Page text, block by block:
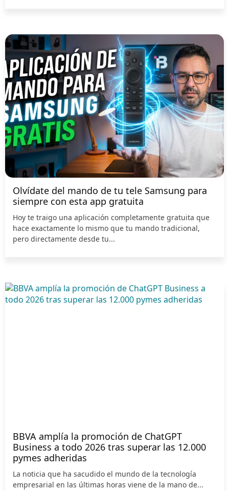
Olvídate del mando de tu tele Samsung para
siempre con esta app gratuita
Hoy te traigo una aplicación completamente gratuita que
hace exactamente lo mismo que tu mando tradicional,
pero directamente desde tu...
BBVA amplía la promoción de ChatGPT
Business a todo 2026 tras superar las 12.000
pymes adheridas
La noticia que ha sacudido el mundo de la tecnología
empresarial en las últimas horas viene de la mano de...